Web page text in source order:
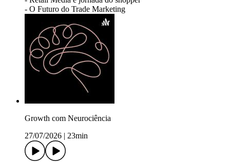
- O Futuro do Trade Marketing
Growth com Neurociência
27/07/2026
23min